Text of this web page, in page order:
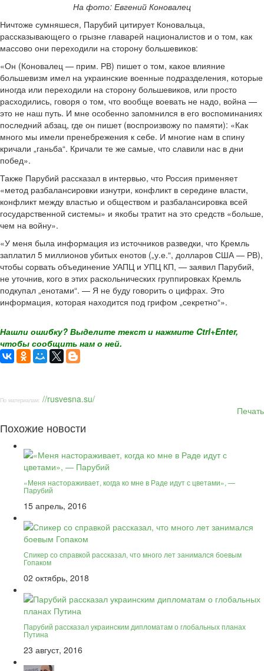
На фото: Евгений Коновалец
Ничтоже сумняшеся, Парубий цитирует Коновальца,
рассказывающего о грызне главарей националистов и о том, как
массово они переходили на сторону большевиков:
«Он (Коновалец — прим. РВ) пишет о том, какое влияние
большевизм имел на украинские военные подразделения, которые
иногда или переходили на сторону большевиков, или просто
расходились, говоря о том, что вообще воевать не надо, война —
это не наш путь. И мне особенно запомнился в его воспоминаниях
последний абзац, где он пишет (воспроизвожу по памяти): «Как
много мы имели пренебрежения к себе. И многие нам в спину
кричали „ганьба“. Кричали те же самые, что славили нас в дни
побед».
Также Парубий рассказал в интервью, что Россия применяет
«метод разбалансировки изнутри, конфликт в середине власти,
конфликт между властью и обществом и разбалансировка всей
государственной системы» и якобы тратит на это средств «больше,
чем на войну».
«У меня была информация из источников разведки, что Кремль
заплатил 5 миллионов убитых енотов („у.е.“, долларов США — РВ),
чтобы сорвать объединение УАПЦ и УПЦ КП, — заявил Парубий,
не уточнив, кого в этих раскольнических группировках Кремль
подкупал „енотами“. — Я не буду говорить о цифрах. Это
информация, которая находится под грифом „секретно“».
Нашли ошибку? Выделите текст и нажмите Ctrl+Enter,
чтобы сообщить нам о ней.
По материалам: //rusvesna.su/
Печать
Похожие новости
«Меня настораживает, когда ко мне в Раде идут с цветами», —
Парубий
15 апрель, 2016
Спикер со справкой рассказал, что много лет занимался боевым
Гопаком
02 октябрь, 2018
Парубий рассказал украинским дипломатам о глобальных планах
Путина
23 август, 2016